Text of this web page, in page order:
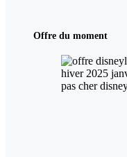
Offre du moment